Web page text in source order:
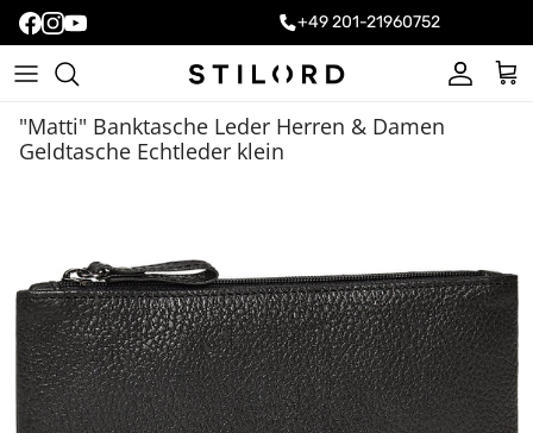
+49 201-21960752
Konto
"Matti" Banktasche Leder Herren & Damen
Geldtasche Echtleder klein